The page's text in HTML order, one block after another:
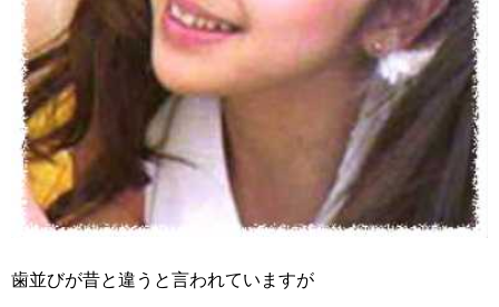
歯並びが昔と違うと言われていますが